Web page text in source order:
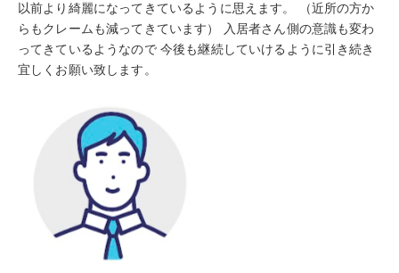
以前より綺麗になってきているように思えます。 （近所の方か
らもクレームも減ってきています） 入居者さん側の意識も変わ
ってきているようなので 今後も継続していけるように引き続き
宜しくお願い致します。